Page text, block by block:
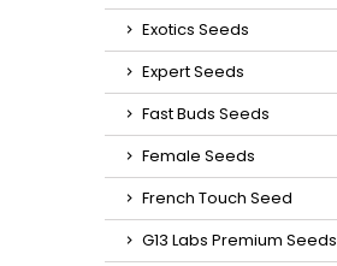
Exotics Seeds
Expert Seeds
Fast Buds Seeds
Female Seeds
French Touch Seed
G13 Labs Premium Seeds